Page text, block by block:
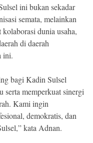
ini bukan sekadar
semata, melainkan
dunia usaha,
di daerah
ini.
bagi Kadin Sulsel
serta memperkuat sinergi
Kami ingin
demokratis, dan
kata Adnan.